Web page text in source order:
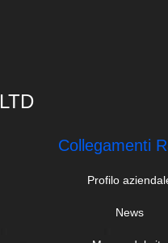
Collegamenti
Profilo
News